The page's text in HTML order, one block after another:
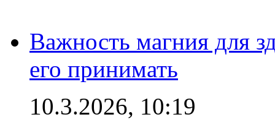
Важность магния для
его принимать
10.3.2026, 10:19